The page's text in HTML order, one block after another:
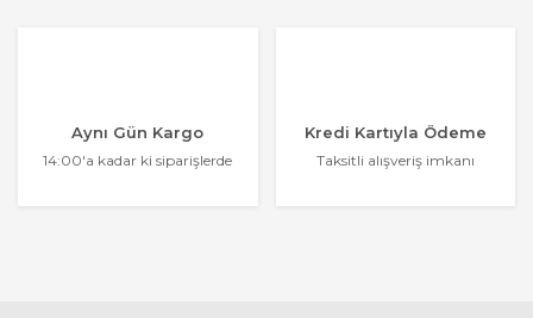
Aynı Gün Kargo
14:00'a kadar ki siparişlerde
Kredi Kartıyla Ödeme
Taksitli alışveriş imkanı